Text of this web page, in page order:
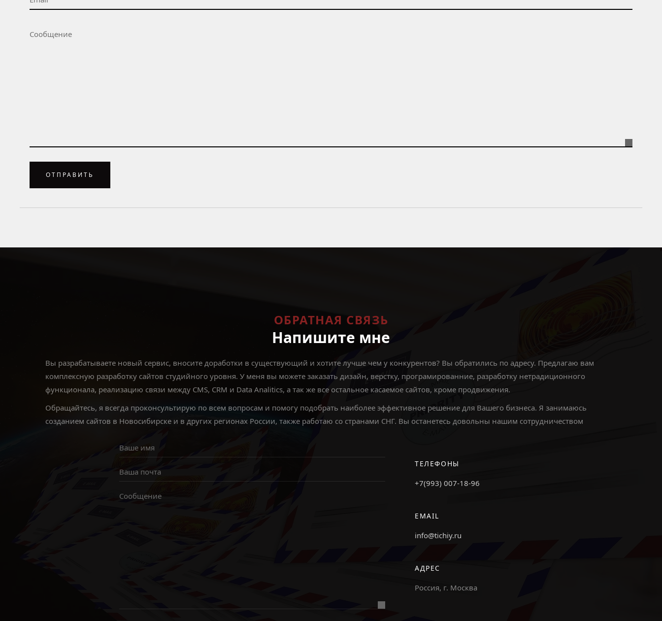
ОТПРАВИТЬ
ОБРАТНАЯ СВЯЗЬ
Напишите мне
Вы разрабатываете новый сервис, вносите доработки в существующий и хотите лучше чем у конкурентов? Вы обратились по адресу. Предлагаю вам
комплексную разработку сайтов студийного уровня. У меня вы можете заказать дизайн, верстку, програмированние, разработку нетрадиционного
функционала, реализацию связи между CMS, CRM и Data Analitics, а так же все остальное касаемое сайтов, кроме продвижения.
Обращайтесь, я всегда проконсультирую по всем вопросам и помогу подобрать наиболее эффективное решение для Вашего бизнеса. Я занимаюсь
созданием сайтов в Новосибирске и в других регионах России, также работаю со странами СНГ. Вы останетесь довольны нашим сотрудничеством
ТЕЛЕФОНЫ
+7(993) 007-18-96
EMAIL
info@tichiy.ru
АДРЕС
Россия, г. Москва